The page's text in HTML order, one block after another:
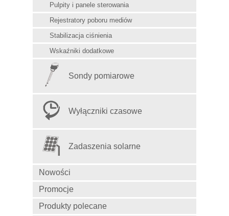
Pulpity i panele sterowania
Rejestratory poboru mediów
Stabilizacja ciśnienia
Wskaźniki dodatkowe
Sondy pomiarowe
Wyłączniki czasowe
Zadaszenia solarne
Nowości
Promocje
Produkty polecane